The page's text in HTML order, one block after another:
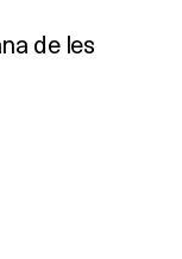
de les